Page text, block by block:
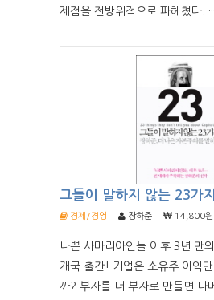
제점을 전방위적으로 파헤쳤다. ···
그들이 말하지 않는 23가지
경제/경영 장하준 14,800원
나쁜 사마리아인들 이후 3년 만
개국 출간! 기업은 소유주 이익
까? 부자를 더 부자로 만들면 나